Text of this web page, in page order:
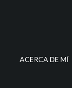
lateralACERCA DE MÍ